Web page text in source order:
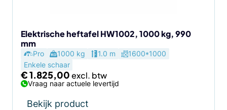
Elektrische heftafel HW1002, 1000 kg, 990
mm
Pro 1000 kg 1.0 m
1600*1000
Enkele schaar
€1.825,00
Vraag naar actuele levertijd
Bekijk product